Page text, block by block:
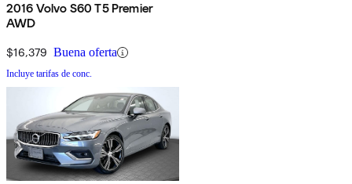
2016 Volvo S60 T5 Premier
AWD
$16,379 Buena oferta
Incluye tarifas de conc.